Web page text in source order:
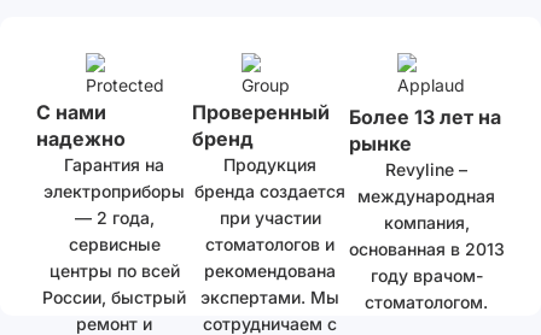
С нами
надежно
Гарантия на
электроприборы
— 2 года,
сервисные
центры по всей
России, быстрый
ремонт и
Проверенный
бренд
Продукция
бренда создается
при участии
стоматологов и
рекомендована
экспертами. Мы
сотрудничаем с
Более 13 лет на
рынке
Revyline –
международная
компания,
основанная в 2013
году врачом-
стоматологом.